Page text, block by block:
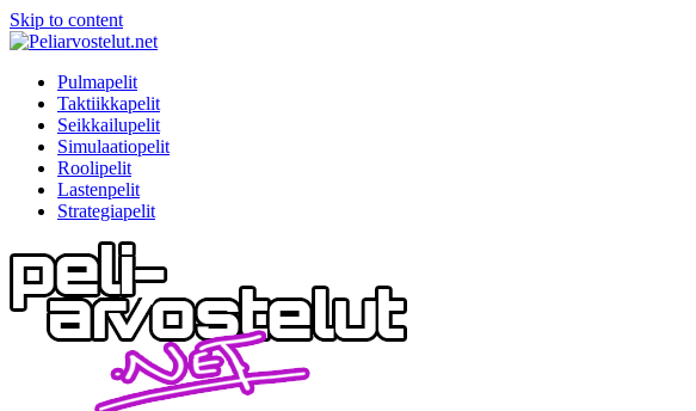
Skip to content
Pulmapelit
Taktiikkapelit
Seikkailupelit
Simulaatiopelit
Roolipelit
Lastenpelit
Strategiapelit